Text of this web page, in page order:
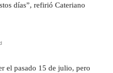
días”, refirió Cateriano
el pasado 15 de julio, pero